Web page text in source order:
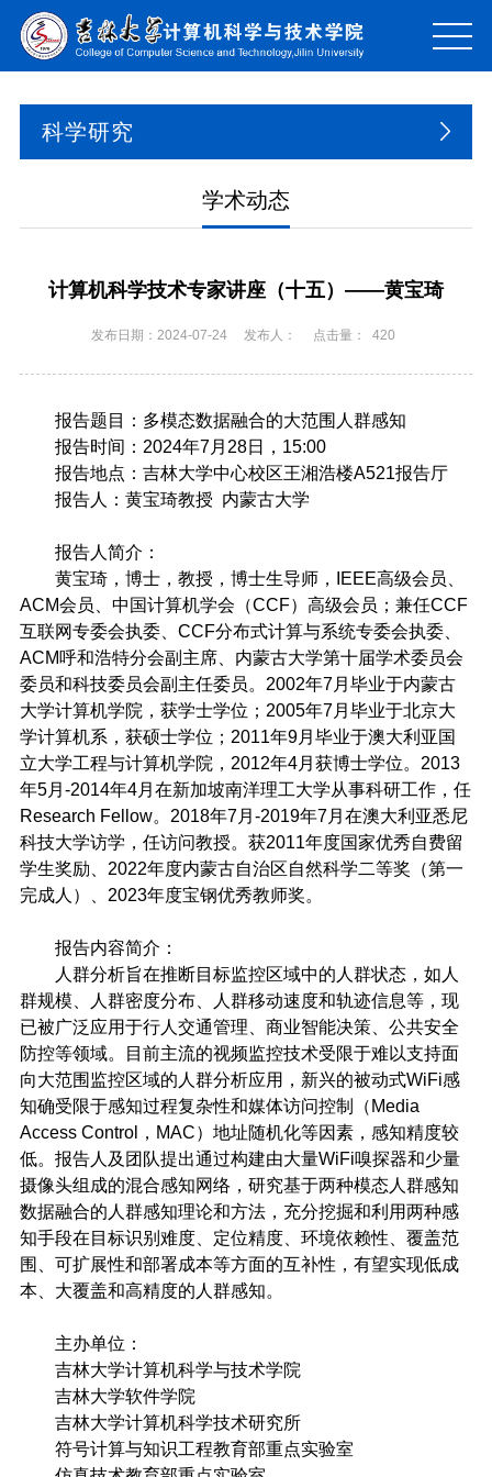
科学研究
学术动态
计算机科学技术专家讲座（十五）——黄宝琦
发布日期：2024-07-24 发布人： 点击量： 420
报告题目：多模态数据融合的大范围人群感知
报告时间：2024年7月28日，15:00
报告地点：吉林大学中心校区王湘浩楼A521报告厅
报告人：黄宝琦教授 内蒙古大学
报告人简介：
黄宝琦， 博士，教授，博士生导师，IEEE高级会员、
ACM会员、中国计算机学会（CCF）高级会员；兼任CCF
互联网专委会执委、CCF分布式计算与系统专委会执委、
ACM呼和浩特分会副主席、内蒙古大学第十届学术委员会
委员和科技委员会副主任委员。2002年7月毕业于内蒙古
大学计算机学院，获学士学位；2005年7月毕业于北京大
学计算机系，获硕士学位；2011年9月毕业于澳大利亚国
立大学工程与计算机学院，2012年4月获博士学位。2013
年5月-2014年4月在新加坡南洋理工大学从事科研工作，任
Research Fellow。2018年7月-2019年7月在澳大利亚悉尼
科技大学访学，任访问教授。获2011年度国家优秀自费留
学生奖励、2022年度内蒙古自治区自然科学二等奖（第一
完成人）、2023年度宝钢优秀教师奖。
报告内容简介：
人群分析旨在推断目标监控区域中的人群状态，如人
群规模、人群密度分布、人群移动速度和轨迹信息等，现
已被广泛应用于行人交通管理、商业智能决策、公共安全
防控等领域。目前主流的视频监控技术受限于难以支持面
向大范围监控区域的人群分析应用，新兴的被动式WiFi感
知确受限于感知过程复杂性和媒体访问控制（Media
Access Control，MAC）地址随机化等因素，感知精度较
低。报告人及团队提出通过构建由大量WiFi嗅探器和少量
摄像头组成的混合感知网络，研究基于两种模态人群感知
数据融合的人群感知理论和方法，充分挖掘和利用两种感
知手段在目标识别难度、定位精度、环境依赖性、覆盖范
围、可扩展性和部署成本等方面的互补性，有望实现低成
本、大覆盖和高精度的人群感知。
主办单位：
吉林大学计算机科学与技术学院
吉林大学软件学院
吉林大学计算机科学技术研究所
符号计算与知识工程教育部重点实验室